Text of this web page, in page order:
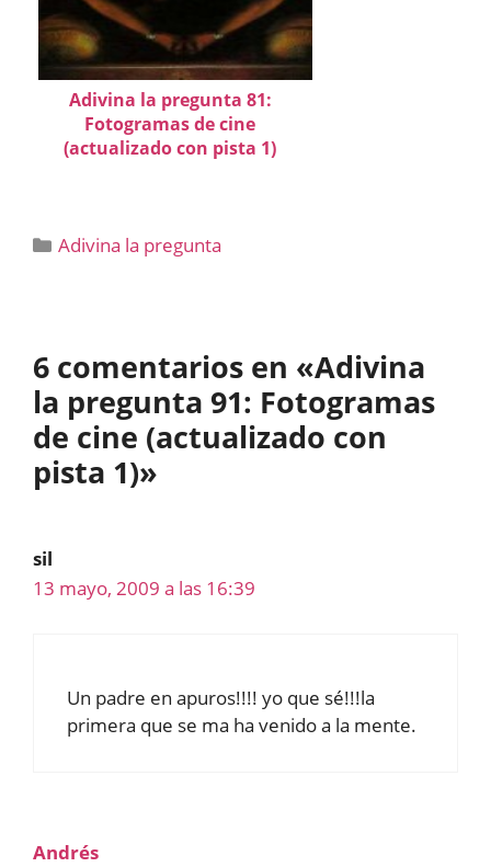
Adivina la pregunta 81:
Fotogramas de cine
(actualizado con pista 1)
Categorías
Adivina la pregunta
6 comentarios en «Adivina
la pregunta 91: Fotogramas
de cine (actualizado con
pista 1)»
sil
13 mayo, 2009 a las 16:39
Un padre en apuros!!!! yo que sé!!!la
primera que se ma ha venido a la mente.
Andrés